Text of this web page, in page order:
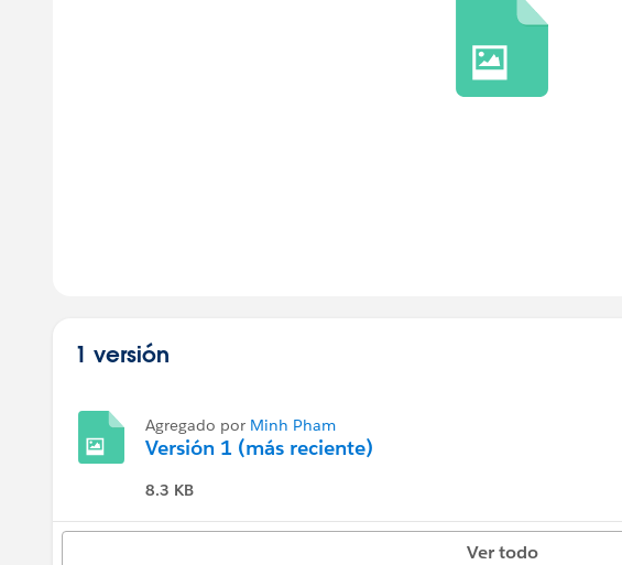
1 versión
Agregado por Minh Pham
Versión 1 (más reciente)
8.3 KB
Ver todo